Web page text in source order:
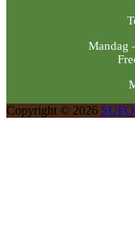
Mandag
Copyright © 2026 SUFO